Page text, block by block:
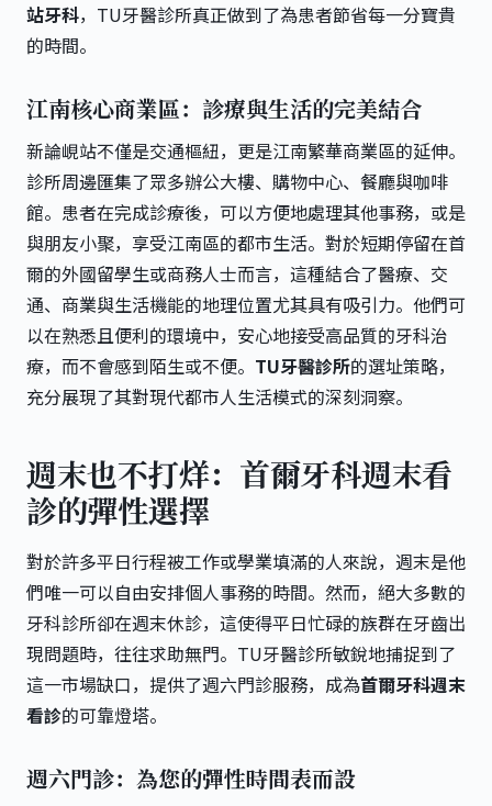
站牙科，TU牙醫診所真正做到了為患者節省每一分寶貴
的時間。
江南核心商業區：診療與生活的完美結合
新論峴站不僅是交通樞紐，更是江南繁華商業區的延伸。
診所周邊匯集了眾多辦公大樓、購物中心、餐廳與咖啡
館。患者在完成診療後，可以方便地處理其他事務，或是
與朋友小聚，享受江南區的都市生活。對於短期停留在首
爾的外國留學生或商務人士而言，這種結合了醫療、交
通、商業與生活機能的地理位置尤其具有吸引力。他們可
以在熟悉且便利的環境中，安心地接受高品質的牙科治
療，而不會感到陌生或不便。 TU牙醫診所的選址策略，
充分展現了其對現代都市人生活模式的深刻洞察。
週末也不打烊：首爾牙科週末看
診的彈性選擇
對於許多平日行程被工作或學業填滿的人來說，週末是他
們唯一可以自由安排個人事務的時間。然而，絕大多數的
牙科診所卻在週末休診，這使得平日忙碌的族群在牙齒出
現問題時，往往求助無門。TU牙醫診所敏銳地捕捉到了
這一市場缺口，提供了週六門診服務，成為首爾牙科週末
看診的可靠燈塔。
週六門診：為您的彈性時間表而設